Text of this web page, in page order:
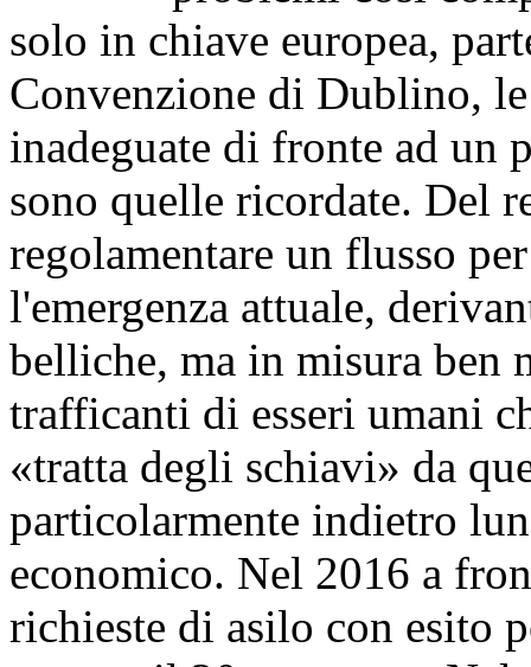
solo in chiave europea,
Convenzione di Dublino,
inadeguate di fronte ad un
sono quelle ricordate. Del
regolamentare un flusso
l'emergenza attuale,
belliche, ma in misura ben
trafficanti di esseri umani
«tratta degli schiavi» da
particolarmente indietro
economico. Nel 2016 a
richieste di asilo con esito